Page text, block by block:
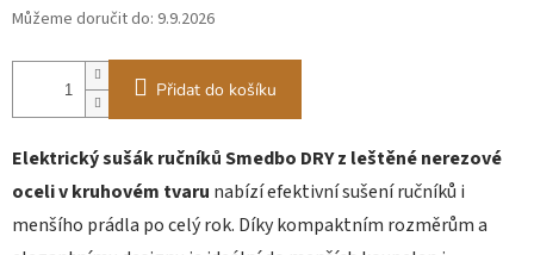
Můžeme doručit do: 9.9.2026
Přidat do košíku
Elektrický sušák ručníků Smedbo DRY z leštěné nerezové
oceli v kruhovém tvaru nabízí efektivní sušení ručníků i
menšího prádla po celý rok. Díky kompaktním rozměrům a